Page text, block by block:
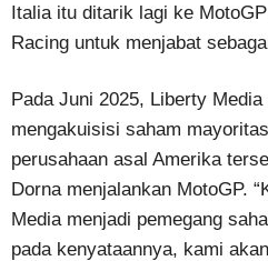
Italia itu ditarik lagi ke
Racing untuk menjabat
Pada Juni 2025, Liberty
mengakuisisi saham
perusahaan asal Amerika
Dorna menjalankan MotoGP.
Media menjadi pemegang
pada kenyataannya, kami